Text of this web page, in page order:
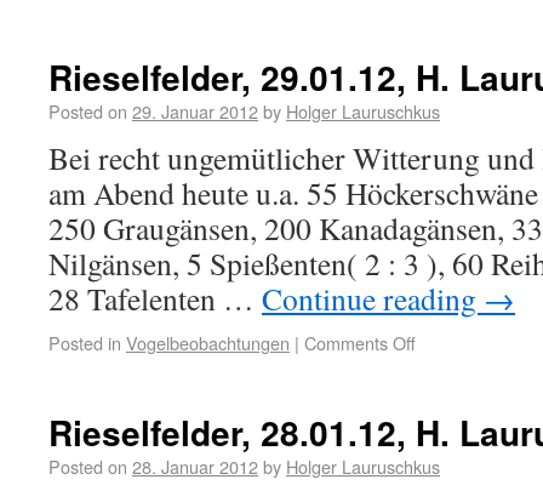
Rieselfelder, 29.01.12, H.
Posted on 29. Januar 2012by Holger Lauruschkus
Bei recht ungemütlicher Witterung
am Abend heute u.a. 55
250 Graugänsen, 200 Kanadagänsen,
Nilgänsen, 5 Spießenten( 2 : 3 ), 60
28 Tafelenten … Continue reading →
Posted in Vogelbeobachtungen | Comments Off
Rieselfelder, 28.01.12, H.
Posted on 28. Januar 2012by Holger Lauruschkus